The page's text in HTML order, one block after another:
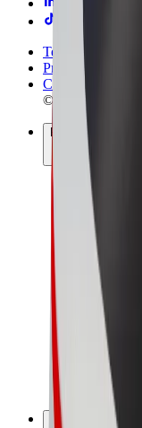
Termini e
Privacy
Cookies
© 2026 Bolt
Prodotti
Corse
Monopattini
Bolt Market
Bolt Food
Bolt Drive
Bolt per le
Bicicletta
Bolt Plus
Collabora con Bolt